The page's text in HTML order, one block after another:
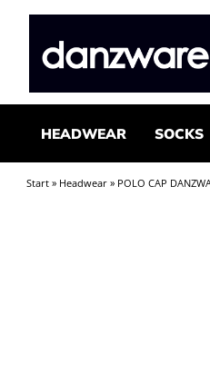
HEADWEAR SOCKS
Start » Headwear » POLO CAP